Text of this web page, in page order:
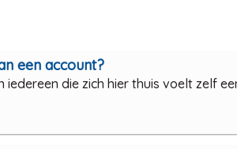
een account?
iedereen die zich hier thuis voelt zelf